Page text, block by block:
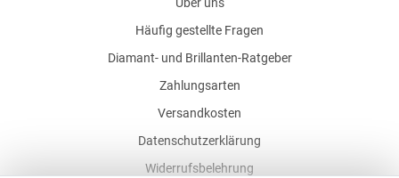
Häufig gestellte Fragen
Diamant- und Brillanten-Ratgeber
Zahlungsarten
Versandkosten
Datenschutzerklärung
Widerrufsbelehrung